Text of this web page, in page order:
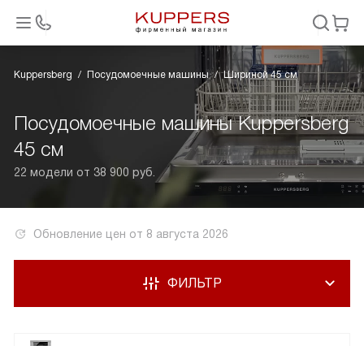
Kuppersberg Посудомоечные машины Шириной 45 см
Посудомоечные машины Kuppersberg
45 см
22 модели от 38 900 руб.
Обновление цен от 8 августа 2026
ФИЛЬТР